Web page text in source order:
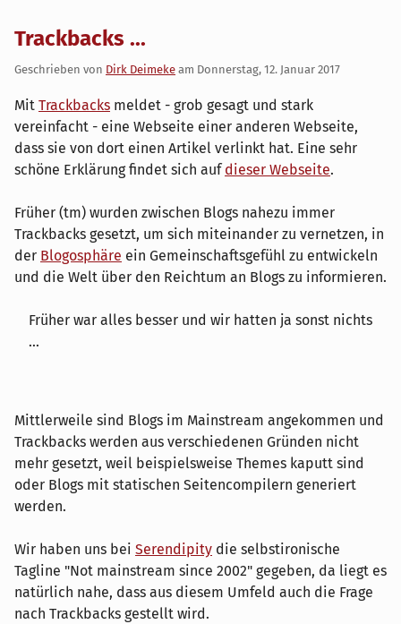
Trackbacks ...
Geschrieben von Dirk Deimeke am Donnerstag, 12. Januar 2017
Mit Trackbacks meldet - grob gesagt und stark
vereinfacht - eine Webseite einer anderen Webseite,
dass sie von dort einen Artikel verlinkt hat. Eine sehr
schöne Erklärung findet sich aufdieser Webseite.
Früher (tm) wurden zwischen Blogs nahezu immer
Trackbacks gesetzt, um sich miteinander zu vernetzen, in
der Blogosphäre ein Gemeinschaftsgefühl zu entwickeln
und die Welt über den Reichtum an Blogs zu informieren.
Früher war alles besser und wir hatten ja sonst nichts
...
Mittlerweile sind Blogs im Mainstream angekommen und
Trackbacks werden aus verschiedenen Gründen nicht
mehr gesetzt, weil beispielsweise Themes kaputt sind
oder Blogs mit statischen Seitencompilern generiert
werden.
Wir haben uns bei Serendipity die selbstironische
Tagline "Not mainstream since 2002" gegeben, da liegt es
natürlich nahe, dass aus diesem Umfeld auch die Frage
nach Trackbacks gestellt wird.